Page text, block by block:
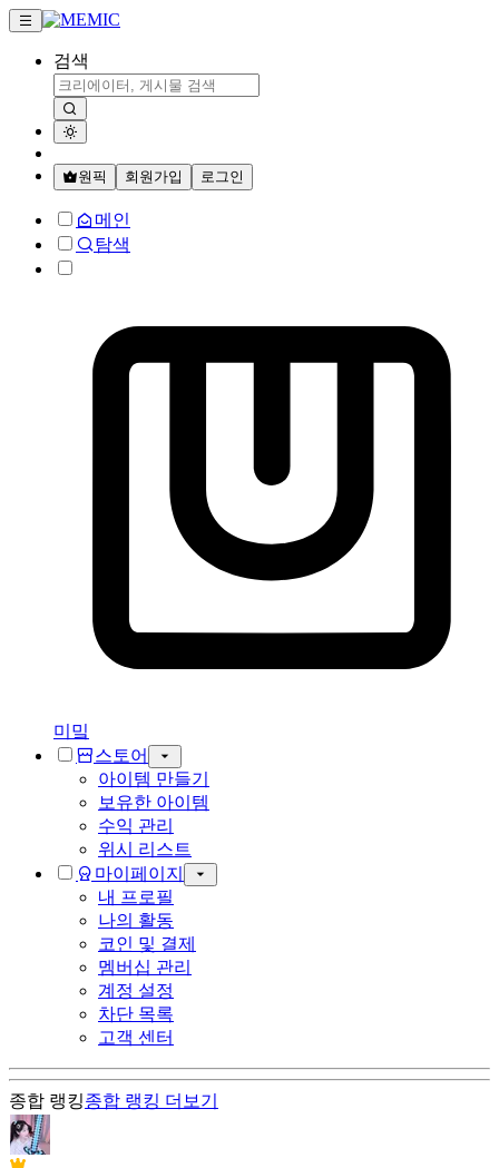
검색
원픽 회원가입 로그인
메인
탐색
미밐
스토어
아이템 만들기
보유한 아이템
수익 관리
위시 리스트
마이페이지
내 프로필
나의 활동
코인 및 결제
멤버십 관리
계정 설정
차단 목록
고객 센터
종합 랭킹종합 랭킹 더보기